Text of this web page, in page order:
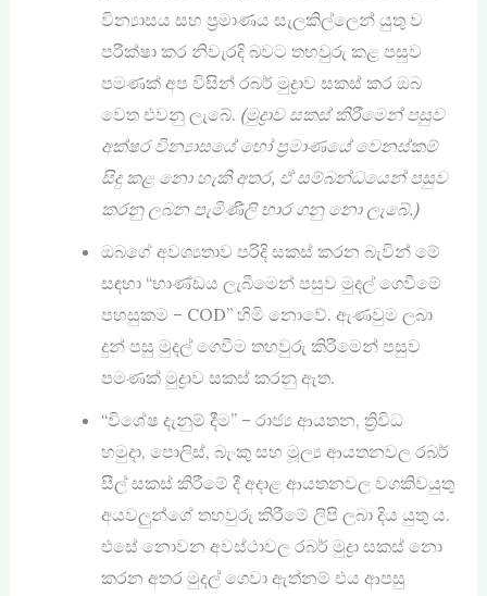
වින්‍යාසය සහ ප්‍රමාණය සැලකිල්ලෙන් යුතු ව
පරීක්ෂා කර නිවැරදි බවට තහවුරු කළ පසුව
පමණක් අප විසින් රබර් මුද්‍රාව සකස් කර ඔබ
වෙත එවනු ලැබේ. (මුද්‍රාව සකස් කිරීමෙන් පසුව
අක්ෂර වින්‍යාසයේ හෝ ප්‍රමාණයේ වෙනස්කම්
සිදු කළ නො හැකි අතර, ඒ සම්බන්ධයෙන් පසුව
කරනු ලබන පැමිණිලි භාර ගනු නො ලැබේ.)
ඔබගේ අවශ්‍යතාව පරිදි සකස් කරන බැවින් මේ
සඳහා “භාණ්ඩය ලැබීමෙන් පසුව මුදල් ගෙවීමේ
පහසුකම – COD” හිමි නොවේ. ඇණවුම ලබා
දුන් පසු මුදල් ගෙවීම තහවුරු කිරීමෙන් පසුව
පමණක් මුද්‍රාව සකස් කරනු ඇත.
“විශේෂ දැනුම් දීම” – රාජ්‍ය ආයතන, ත්‍රිවිධ
හමුදා, පොලිස්, බැංකු සහ මූල්‍ය ආයතනවල රබර්
සීල් සකස් කිරීමේ දී අදාළ ආයතනවල වගකිවයුතු
අයවලුන්ගේ තහවුරු කිරීමේ ලිපි ලබා දිය යුතු ය.
එසේ නොවන අවස්ථාවල රබර් මුද්‍රා සකස් ‍නො
කරන අතර මුදල් ගෙවා ඇත්නම් එය ආපසු